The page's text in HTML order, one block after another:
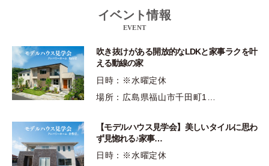
イベント情報
EVENT
吹き抜けがある開放的なLDKと家事ラクを叶
える動線の家
日時：※水曜定休
場所：広島県福山市千田町1…
【モデルハウス見学会】美しいタイルに思わ
ず見惚れる♪家事…
日時：※水曜定休